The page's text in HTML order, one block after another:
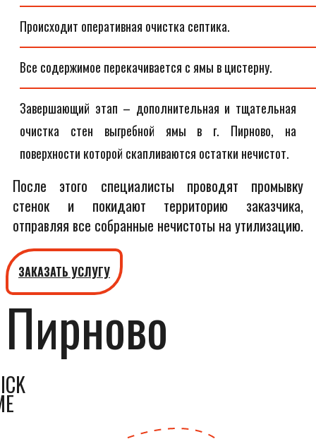
Происходит оперативная очистка септика.
Все содержимое перекачивается с ямы в цистерну.
Завершающий этап – дополнительная и тщательная
очистка стен выгребной ямы в г. Пирново, на
поверхности которой скапливаются остатки нечистот.
После этого специалисты проводят промывку
стенок и покидают территорию заказчика,
отправляя все собранные нечистоты на утилизацию.
ЗАКАЗАТЬ УСЛУГУ
Пирново